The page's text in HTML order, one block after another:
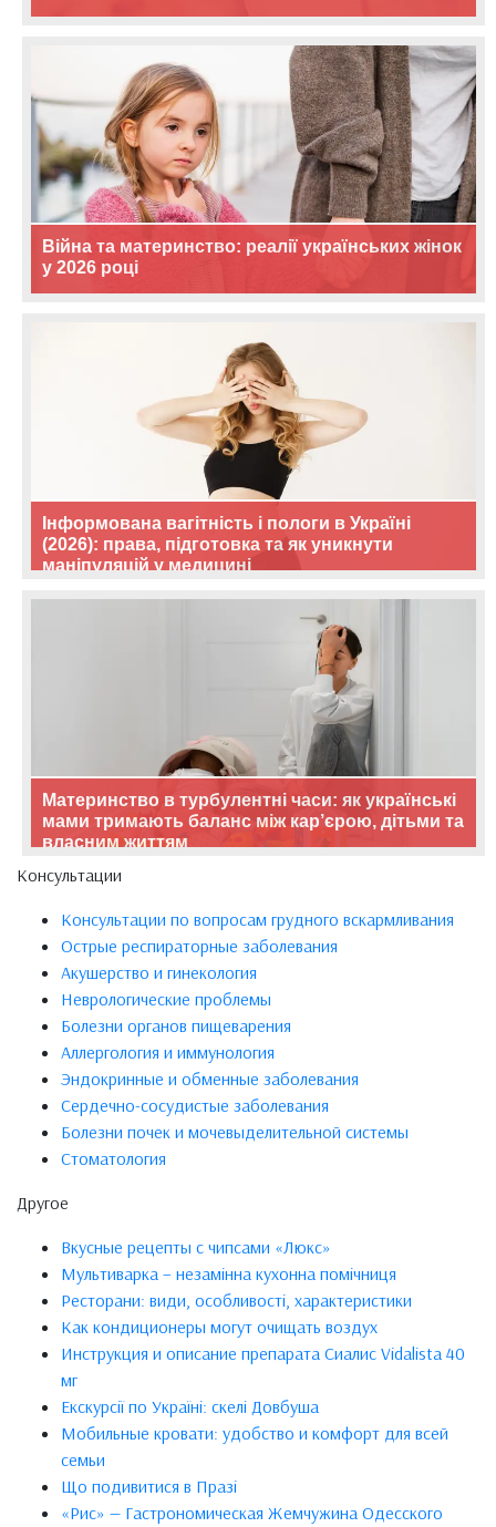
Війна та материнство: реалії українських жінок
у 2026 році
Інформована вагітність і пологи в Україні
(2026): права, підготовка та як уникнути
маніпуляцій у медицині
Материнство в турбулентні часи: як українські
мами тримають баланс між кар’єрою, дітьми та
власним життям
Консультации
Консультации по вопросам грудного вскармливания
Острые респираторные заболевания
Акушерство и гинекология
Неврологические проблемы
Болезни органов пищеварения
Аллергология и иммунология
Эндокринные и обменные заболевания
Сердечно-сосудистые заболевания
Болезни почек и мочевыделительной системы
Стоматология
Другое
Вкусные рецепты с чипсами «Люкс»
Мультиварка – незамінна кухонна помічниця
Ресторани: види, особливості, характеристики
Как кондиционеры могут очищать воздух
Инструкция и описание препарата Сиалис Vidalista 40
мг
Екскурсії по Україні: скелі Довбуша
Мобильные кровати: удобство и комфорт для всей
семьи
Що подивитися в Празі
«Рис» — Гастрономическая Жемчужина Одесского